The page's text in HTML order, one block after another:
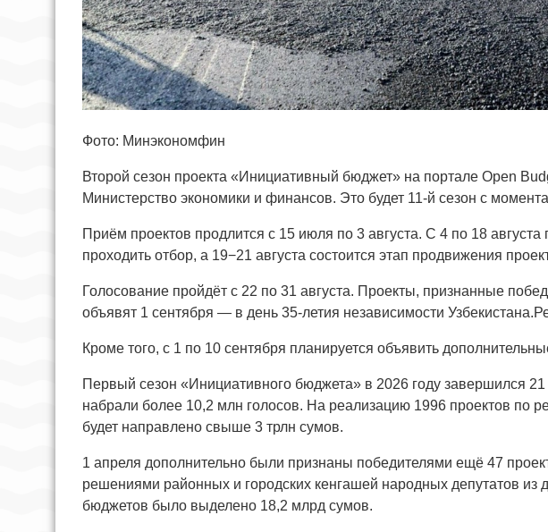
Фото: Минэкономфин
Второй сезон проекта «Инициативный бюджет» на портале Open
Министерство экономики и финансов. Это будет 11-й сезон с
Приём проектов продлится с 15 июля по 3 августа. С 4 по 18
проходить отбор, а 19−21 августа состоится этап продвижения
Голосование пройдёт с 22 по 31 августа. Проекты, признанные
объявят 1 сентября — в день 35-летия независимости
Кроме того, с 1 по 10 сентября планируется объявить
Первый сезон «Инициативного бюджета» в 2026 году завершился
набрали более 10,2 млн голосов. На реализацию 1996 проектов по
будет направлено свыше 3 трлн сумов.
1 апреля дополнительно были признаны победителями ещё 47
решениями районных и городских кенгашей народных депутатов из
бюджетов было выделено 18,2 млрд сумов.